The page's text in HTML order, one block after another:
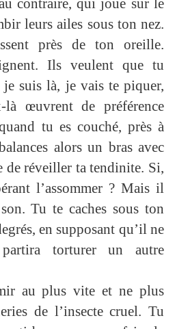
contraire, qui joue sur le
leurs ailes sous ton nez.
près de ton oreille.
Ils veulent que tu
suis là, je vais te piquer,
là œuvrent de préférence
tu es couché, près à
alors un bras avec
de réveiller ta tendinite. Si,
l’assommer ? Mais il
Tu te caches sous ton
en supposant qu’il ne
torturer un autre
au plus vite et ne plus
de l’insecte cruel. Tu